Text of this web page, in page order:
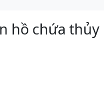
hồ chứa thủy